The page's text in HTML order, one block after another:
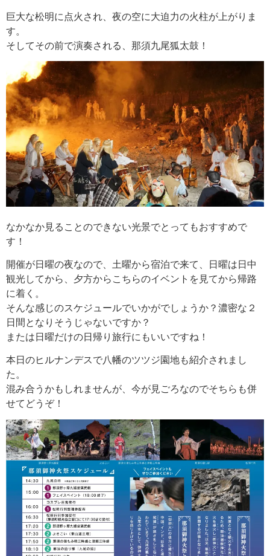
巨大な松明に点火され、夜の空に大迫力の火柱が上がりま
す。
そしてその前で演奏される、那須九尾狐太鼓！
なかなか見ることのできない光景でとってもおすすめで
す！
開催が日曜の夜なので、土曜から宿泊で来て、日曜は日中
観光してから、夕方からこちらのイベントを見てから帰路
に着く。
そんな感じのスケジュールでいかがでしょうか？濃密な２
日間となりそうじゃないですか？
または日曜だけの日帰り旅行にもいいですね！
本日のヒルナンデスで八幡のツツジ園地も紹介されまし
た。
混み合うかもしれませんが、今が見ごろなのでそちらも併
せてどうぞ！